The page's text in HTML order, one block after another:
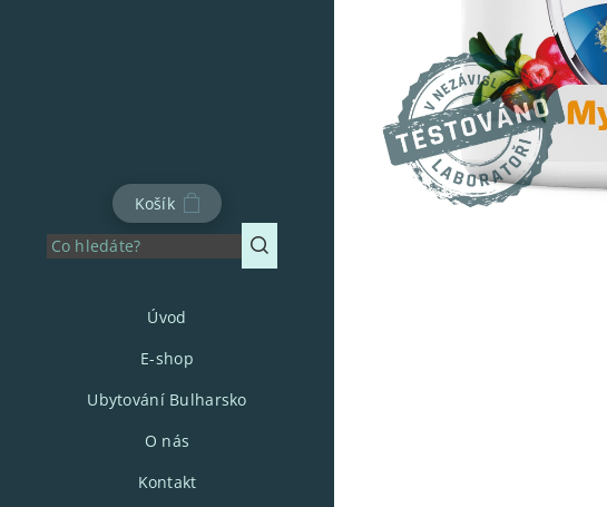
Košík
Úvod
E-shop
Ubytování Bulharsko
O nás
Kontakt